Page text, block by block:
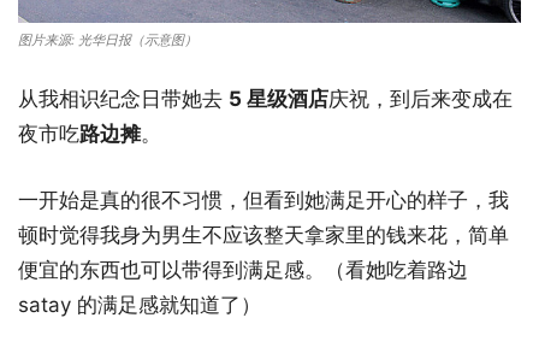
图片来源: 光华日报（示意图）
从我相识纪念日带她去 5 星级酒店庆祝，到后来变成在
夜市吃路边摊。
一开始是真的很不习惯，但看到她满足开心的样子，我
顿时觉得我身为男生不应该整天拿家里的钱来花，简单
便宜的东西也可以带得到满足感。（看她吃着路边
satay 的满足感就知道了）